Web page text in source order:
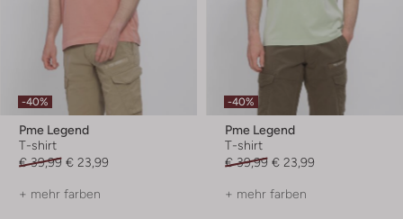
-40%
Pme Legend
T-shirt
€ 39,99 € 23,99
+ mehr farben
-40%
Pme Legend
T-shirt
€ 39,99 € 23,99
+ mehr farben